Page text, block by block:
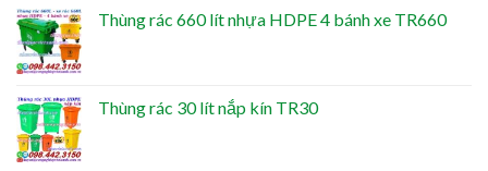
Thùng rác 660 lít nhựa HDPE 4 bánh xe TR660
Thùng rác 30 lít nắp kín TR30